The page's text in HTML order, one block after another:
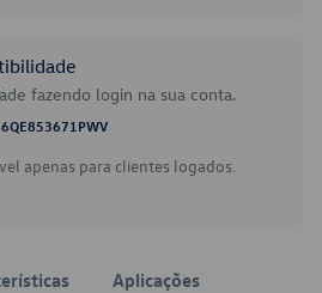
fazendo login na sua conta.
6QE853671PWV
apenas para clientes logados.
Aplicações